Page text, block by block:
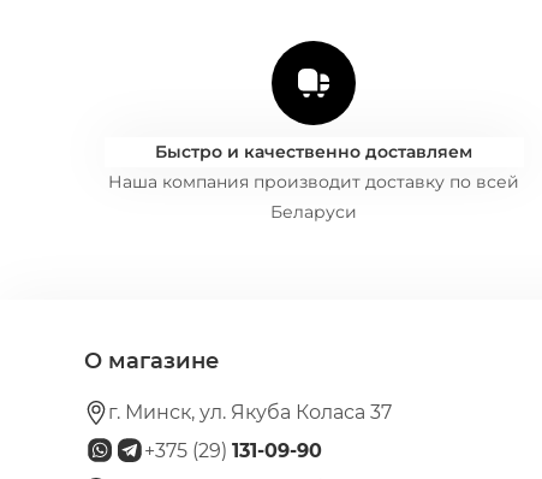
Быстро и качественно доставляем
Наша компания производит доставку по всей
Беларуси
О магазине
г. Минск, ул. Якуба Коласа 37
+375 (29)131-09-90